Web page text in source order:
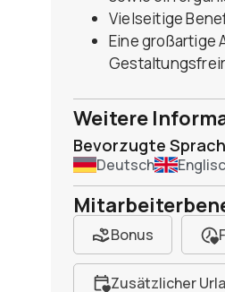
Vielseitige
Eine großartige
Weitere
Bevorzugte
Deutsch
Bonus
Zusätzlicher